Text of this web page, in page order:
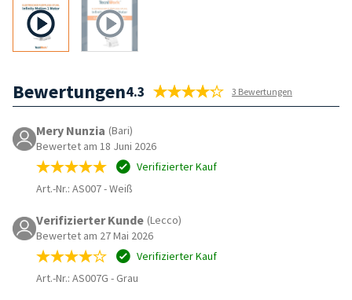
Bewertungen4.3 3 Bewertungen
Mery Nunzia (Bari)
Bewertet am 18 Juni 2026
Verifizierter Kauf
Art.-Nr.: AS007-Weiß
Verifizierter Kunde (Lecco)
Bewertet am 27 Mai 2026
Verifizierter Kauf
Art.-Nr.: AS007G - Grau